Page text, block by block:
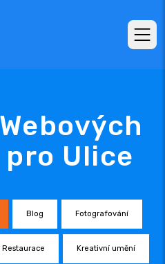
Ulice
Blog Fotografování
Restaurace Kreativní umění